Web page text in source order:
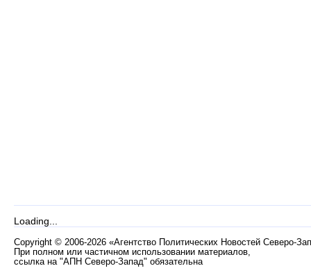
Loading...
Copyright © 2006-2026 «Агентство Политических Новостей Северо-
При полном или частичном использовании материалов,
ссылка на "АПН Северо-Запад" обязательна